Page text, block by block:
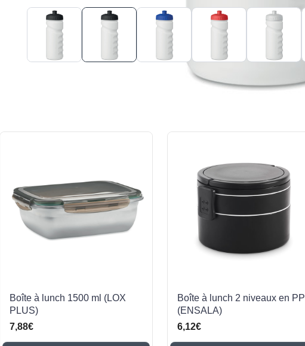
Boîte à lunch 1500 ml (LOX
PLUS)
7,88€
Boîte à lunch 2 niveaux en PP
(ENSALA)
6,12€